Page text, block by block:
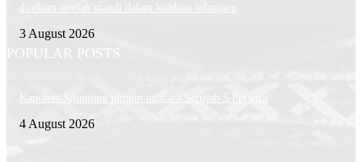
direkam setelah mandi dalam keadaan telanjang
3 August 2026
POPULAR POSTS
Kapolres Sijunjung pimpin upacara Sertijab 5 Perwira
4 August 2026